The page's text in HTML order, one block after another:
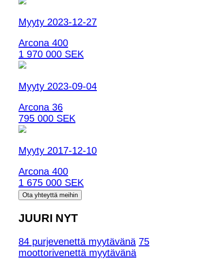
Myyty 2023-12-27
Arcona 400
1 970 000 SEK
Myyty 2023-09-04
Arcona 36
795 000 SEK
Myyty 2017-12-10
Arcona 400
1 675 000 SEK
Ota yhteyttä meihin
JUURI NYT
84 purjevenettä myytävänä 75
moottorivenettä myytävänä